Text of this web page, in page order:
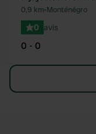
0,9 km•Monténégro
0 avis
0 - 0